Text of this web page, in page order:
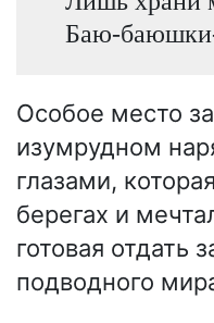
Баю-
Особое место
изумрудном
глазами,
берегах и
готовая отдать
подводного